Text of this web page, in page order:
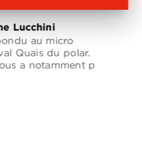
Lucchini
au micro
Quais du polar.
a notamment p